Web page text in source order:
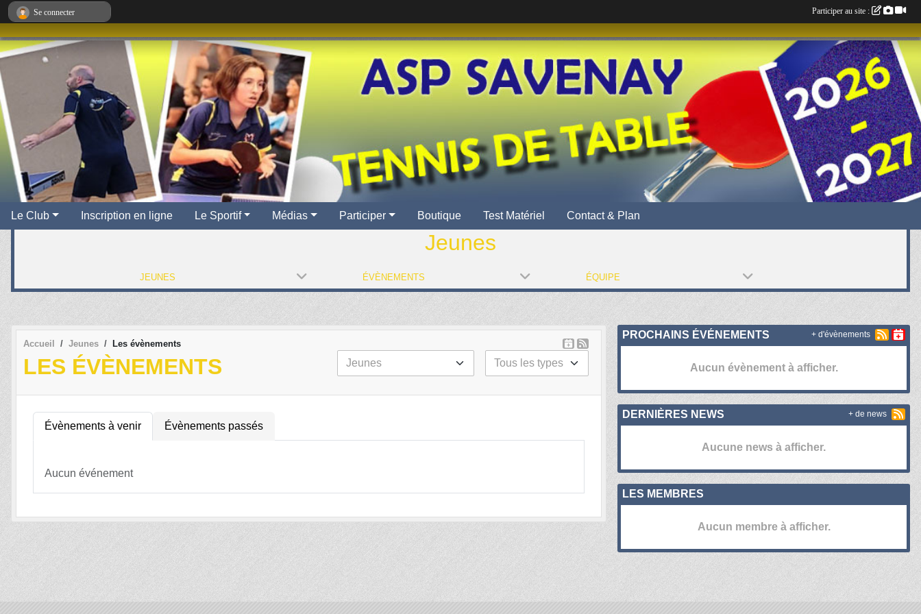
Le Club Inscription en ligne Le Sportif Médias Participer Boutique Test Matériel Contact & Plan
Jeunes
JEUNES ÉVÈNEMENTS ÉQUIPE
Accueil Jeunes Les évènements
LES ÉVÈNEMENTS
Évènements à venir Évènements passés
Aucun événement
PROCHAINS ÉVÉNEMENTS
Aucun évènement à afficher.
+ d'évènements
DERNIÈRES NEWS
Aucune news à afficher.
+ de news
LES MEMBRES
Aucun membre à afficher.
Se connecter Participer au site :
Panneau de gestion des cookies